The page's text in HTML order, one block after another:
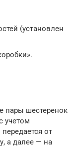
(установлен
пары шестеренок
учетом
от
а далее — на